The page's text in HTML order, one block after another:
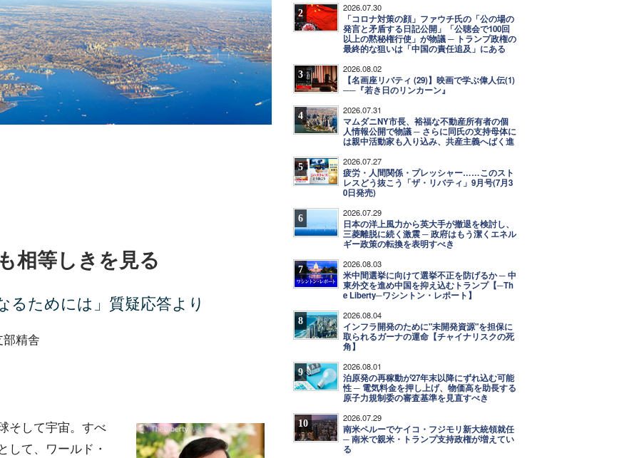
相等しきを見る
るためには」質疑応答より
精舎
そして宇宙。すべ
して、ワールド・
2 2026.07.30
「コロナ対策の顔」ファウチ氏の「公の場の
発言と矛盾する日記公開」「公聴会で100回
以上の黙秘権行使」が物議 ─ トランプ政権の
最終的な狙いは「中国の責任追及」にある
3 2026.08.02
【名画座リバティ (29)】映画で学ぶ偉人伝(1)
──『若き日のリンカーン』
4 2026.07.31
マムダニNY市長、裕福な不動産所有者の個
人情報公開で物議 ─ さらに同氏の支持母体に
は親中活動家も入り込み、共産主義へばく進
5 2026.07.27
疲労・人間関係・プレッシャー……このスト
レスどう抜こう「ザ・リバティ」9月号(7月3
0日発売)
6 2026.07.29
日本の洋上風力から英大手が撤退を検討し、
三菱離脱に続く激震 ─ 政府はもう潔くエネル
ギー政策の転換を表明すべき
7 2026.08.03
米中間選挙に向けて選挙不正を防げるか ─ 中
東外交を進め中国を抑え込むトランプ【─Th
e Liberty─ワシントン・レポート】
8 2026.08.04
インフラ開発のために"未開発資源"を担保に
取られるガーナの運命【チャイナリスクの死
角】
9 2026.08.01
泊原発の再稼動が27年末以降にずれ込む可能
性 ─ 電気料金を押し上げ、物価高を助長する
原子力規制委の審査基準を見直すべき
10 2026.07.29
南米ペルーでケイコ・フジモリ新大統領就任
─ 南米で親米・トランプ支持政権が増えてい
る